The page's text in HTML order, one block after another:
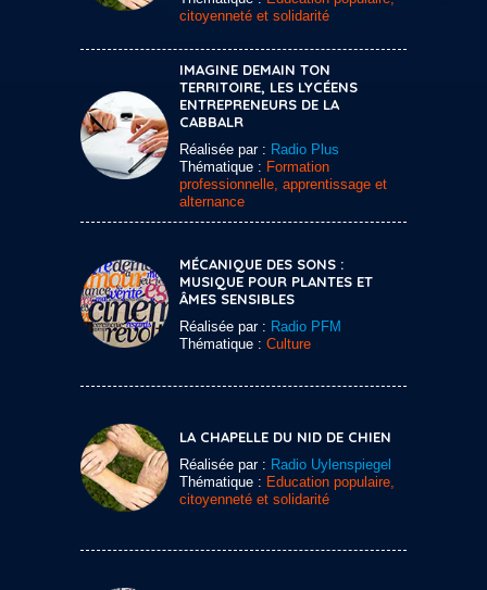
citoyenneté et solidarité
IMAGINE DEMAIN TON
TERRITOIRE, LES LYCÉENS
ENTREPRENEURS DE LA
CABBALR
Réalisée par : Radio Plus
Thématique : Formation
professionnelle, apprentissage et
alternance
MÉCANIQUE DES SONS :
MUSIQUE POUR PLANTES ET
ÂMES SENSIBLES
Réalisée par : Radio PFM
Thématique : Culture
LA CHAPELLE DU NID DE CHIEN
Réalisée par : Radio Uylenspiegel
Thématique : Education populaire,
citoyenneté et solidarité